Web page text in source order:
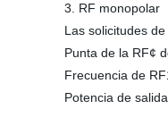
3. RF monopolar
Las solicitudes
Punta de la RF¢
Frecuencia de
Potencia de